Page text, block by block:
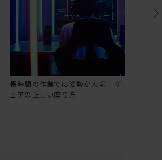
長時間の作業では姿勢が大切！ ゲーミングチ
ェアの正しい座り方